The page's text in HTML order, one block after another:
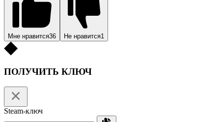
Мне нравится36 Не нравится1
ПОЛУЧИТЬ КЛЮЧ
Steam-ключ